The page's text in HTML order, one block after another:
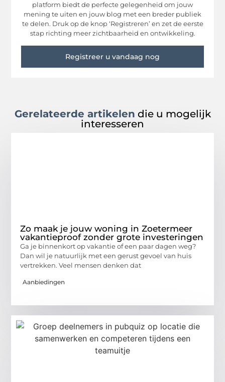
platform biedt de perfecte gelegenheid om jouw
mening te uiten en jouw blog met een breder publiek
te delen. Druk op de knop ‘Registreren’ en zet de eerste
stap richting meer zichtbaarheid en ontwikkeling.
Registreer u vandaag nog
Gerelateerde artikelen die u mogelijk
interesseren
Zo maak je jouw woning in Zoetermeer
vakantieproof zonder grote investeringen
Ga je binnenkort op vakantie of een paar dagen weg?
Dan wil je natuurlijk met een gerust gevoel van huis
vertrekken. Veel mensen denken dat
Aanbiedingen